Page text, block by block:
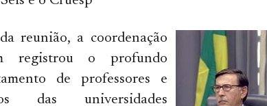
reunião, a coordenação
registrou o profundo
de professores e
das universidades